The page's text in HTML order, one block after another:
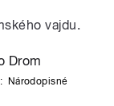
vajdu.
Národopisné